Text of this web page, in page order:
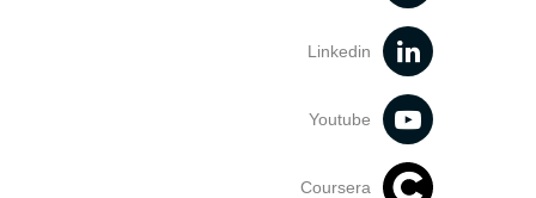
Linkedin
Youtube
Coursera